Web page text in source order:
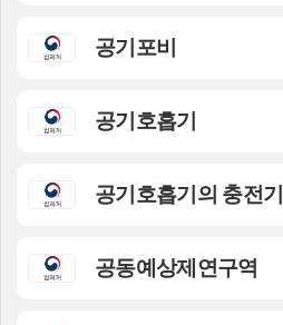
공기포비
공기호흡기
공기호흡기의 충전기
공동예상제연구역